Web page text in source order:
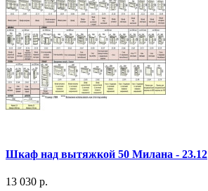
Шкаф над вытяжкой 50 Милана - 23.12
13 030 р.